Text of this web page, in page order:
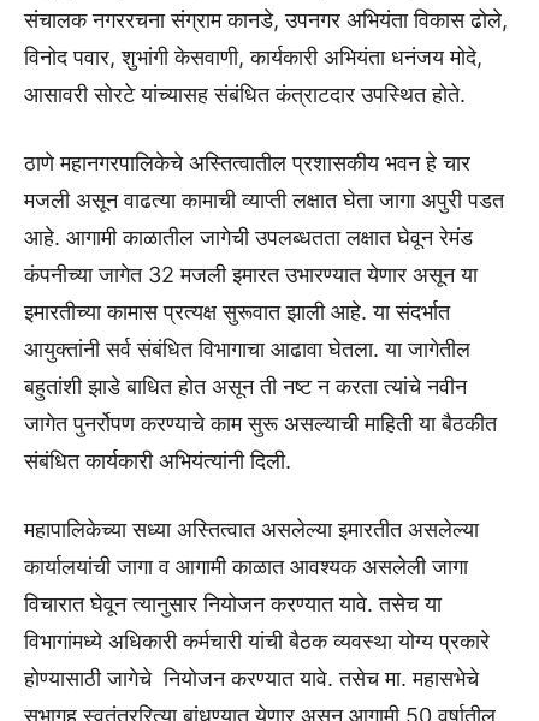
संचालक नगररचना संग्राम कानडे, उपनगर अभियंता विकास ढोले,
विनोद पवार, शुभांगी केसवाणी, कार्यकारी अभियंता धनंजय मोदे,
आसावरी सोरटे यांच्यासह संबंधित कंत्राटदार उपस्थित होते.
ठाणे महानगरपालिकेचे अस्तित्वातील प्रशासकीय भवन हे चार
मजली असून वाढत्या कामाची व्याप्ती लक्षात घेता जागा अपुरी पडत
आहे. आगामी काळातील जागेची उपलब्धतता लक्षात घेवून रेमंड
कंपनीच्या जागेत 32 मजली इमारत उभारण्यात येणार असून या
इमारतीच्या कामास प्रत्यक्ष सुरूवात झाली आहे. या संदर्भात
आयुक्तांनी सर्व संबंधित ‍विभागाचा आढावा घेतला. या जागेतील
बहुतांशी झाडे बाधित होत असून ती नष्ट न करता त्यांचे नवीन
जागेत पुनर्रोपण करण्याचे काम सुरू असल्याची माहिती या बैठकीत
संबंधित कार्यकारी अभियंत्यांनी दिली.
महापालिकेच्या सध्या अस्तित्वात असलेल्या इमारतीत असलेल्या
कार्यालयांची जागा व आगामी काळात आवश्यक असलेली जागा
विचारात घेवून त्यानुसार नियोजन करण्यात यावे. तसेच या
विभागांमध्ये अधिकारी कर्मचारी यांची बैठक व्यवस्था योग्य प्रकारे
होण्यासाठी जागेचे ‍ नियोजन करण्यात यावे. तसेच मा. महासभेचे
सभागृह स्वतंत्ररित्या बांधण्यात येणार असून आगामी 50 वर्षातील